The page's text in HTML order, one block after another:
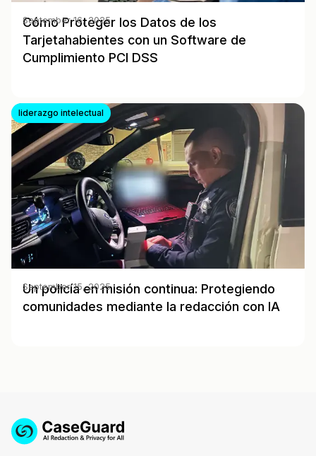
Cómo Proteger los Datos de los
Tarjetahabientes con un Software de
Cumplimiento PCI DSS
September 16, 2025
liderazgo intelectual
Un policía en misión continua: Protegiendo
comunidades mediante la redacción con IA
September 15, 2025